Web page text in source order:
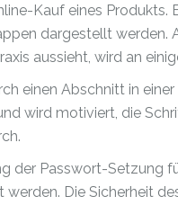
Kauf eines
dargestellt werden.
aussieht, wird an
einen Abschnitt in
wird motiviert, die
der Passwort-Setzung
Die Sicherheit